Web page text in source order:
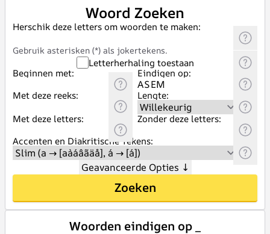
Woord Zoeken
Herschik deze letters om woorden te maken:
Gebruik asterisken (*) als jokertekens.
Letterherhaling toestaan
Beginnen met:
Eindigen op:
Met deze reeks:
Lengte:
Met deze letters:
Zonder deze letters:
Accenten en Diakritische Tekens:
Geavanceerde Opties ↓
Zoeken
Woorden eindigen op _